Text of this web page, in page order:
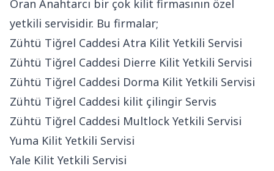
Oran Anahtarcı bir çok kilit firmasının özel
yetkili servisidir. Bu firmalar;
Zühtü Tiğrel Caddesi Atra Kilit Yetkili Servisi
Zühtü Tiğrel Caddesi Dierre Kilit Yetkili Servisi
Zühtü Tiğrel Caddesi Dorma Kilit Yetkili Servisi
Zühtü Tiğrel Caddesi kilit çilingir Servis
Zühtü Tiğrel Caddesi Multlock Yetkili Servisi
Yuma Kilit Yetkili Servisi
Yale Kilit Yetkili Servisi